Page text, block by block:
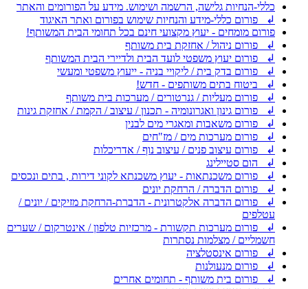
כללי-הנחיות גלישה, הרשמה ושימוש. מידע על הפורומים והאתר
↲ פורום כללי-מידע והנחיות שימוש בפורום ואתר האיגוד
פורום מומחים - יעוץ מקצועי חינם בכל תחומי הבית המשותף!
↲ פורום ניהול / אחזקת בית משותף
↲ פורום יעוץ משפטי לועד הבית ולדיירי הבית המשותף
↲ פורום בדק בית / ליקויי בניה - ייעוץ משפטי ומעשי
↲ ביטוח בתים משותפים - חדש!
↲ פורום מעליות / גנרטורים / מערכות בית משותף
↲ פורום גינון ואגרונומיה - תכנון / עיצוב / הקמת / אחזקת גינות
↲ פורום משאבות ומאגרי מים לבנין
↲ פורום מערכות מים / מז"חים
↲ פורום עיצוב פנים / עיצוב נוף / אדריכלות
↲ הום סטיילינג
↲ פורום משכנתאות - יעוץ משכנתא לקוני דירות , בתים ונכסים
↲ פורום הדברה / הרחקת יונים
↲ פורום הדברה אלקטרונית - הדברת-הרחקת מזיקים / יונים /
עטלפים
↲ פורום מערכות תקשורת - מרכזיות טלפון / אינטרקום / שערים
חשמליים / מצלמות נסתרות
↲ פורום אינסטלציה
↲ פורום מנעולנות
↲ פורום בית משותף - תחומים אחרים